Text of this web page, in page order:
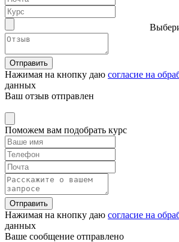
Отправить
Нажимая на кнопку даю согласие на
данных
Ваш отзыв отправлен
Поможем вам подобрать курс
Отправить
Нажимая на кнопку даю согласие на
данных
Ваше сообщение отправлено